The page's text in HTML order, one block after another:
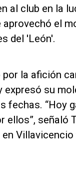
al club en la
el
del 'León'.
la afición
su
fechas. “Hoy
señaló